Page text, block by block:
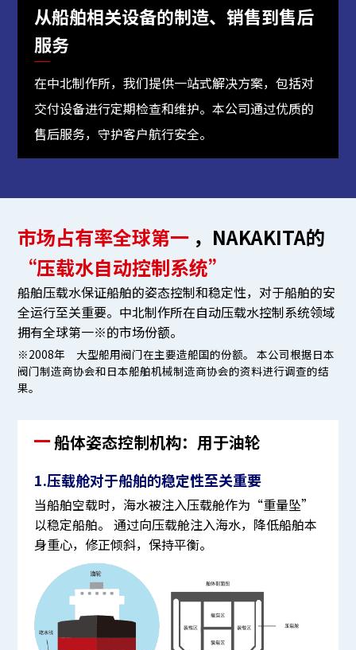
从船舶相关设备的制造、销售到售后
服务
在中北制作所，我们提供一站式解决方案，包括对
交付设备进行定期检查和维护。本公司通过优质的
售后服务，守护客户航行安全。
市场占有率全球第一 ， NAKAKITA的
“压载水自动控制系统”
船舶压载水保证船舶的姿态控制和稳定性，对于船舶的安
全运行至关重要。中北制作所在自动压载水控制系统领域
拥有全球第一※的市场份额。
※2008年 大型船用阀门在主要造船国的份额。 本公司根据日本
阀门制造商协会和日本船舶机械制造商协会的资料进行调查的结
果。
船体姿态控制机构：用于油轮
1.压载舱对于船舶的稳定性至关重要
当船舶空载时，海水被注入压载舱作为“重量坠”
以稳定船舶。 通过向压载舱注入海水，降低船舶本
身重心，修正倾斜，保持平衡。